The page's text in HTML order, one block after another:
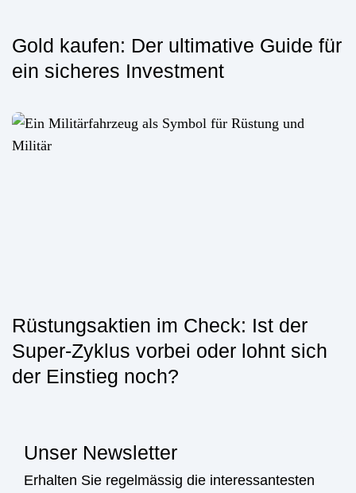
Gold kaufen: Der ultimative Guide für
ein sicheres Investment
Rüstungsaktien im Check: Ist der
Super-Zyklus vorbei oder lohnt sich
der Einstieg noch?
Unser Newsletter
Erhalten Sie regelmässig die interessantesten